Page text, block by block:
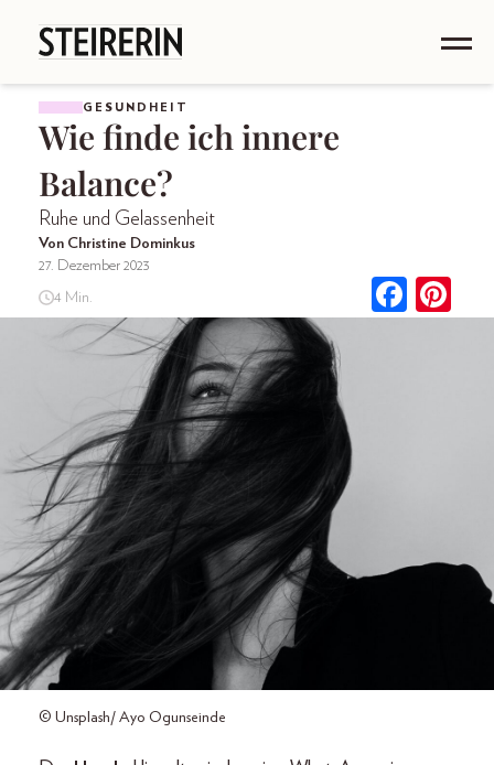
GESUNDHEIT
Wie finde ich innere
Balance?
Ruhe und Gelassenheit
Von Christine Dominkus
27. Dezember 2023
4 Min.
© Unsplash/ Ayo Ogunseinde